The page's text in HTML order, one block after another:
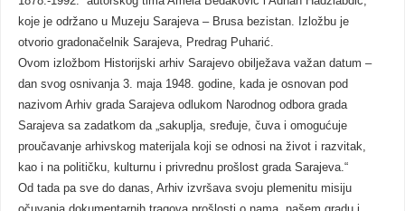
koje je održano u Muzeju Sarajeva – Brusa bezistan. Izložbu je
otvorio gradonačelnik Sarajeva, Predrag Puharić.
Ovom izložbom Historijski arhiv Sarajevo obilježava važan datum –
dan svog osnivanja 3. maja 1948. godine, kada je osnovan pod
nazivom Arhiv grada Sarajeva odlukom Narodnog odbora grada
Sarajeva sa zadatkom da „sakuplja, sređuje, čuva i omogućuje
proučavanje arhivskog materijala koji se odnosi na život i razvitak,
kao i na političku, kulturnu i privrednu prošlost grada Sarajeva.“
Od tada pa sve do danas, Arhiv izvršava svoju plemenitu misiju